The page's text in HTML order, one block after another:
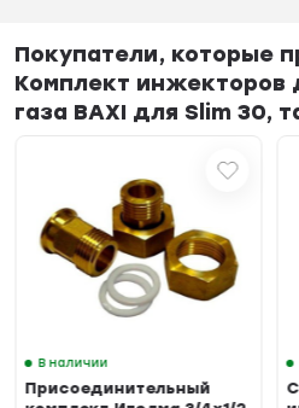
Покупатели, которые
Комплект
газа BAXI для Slim 30,
В наличии
Присоединительный